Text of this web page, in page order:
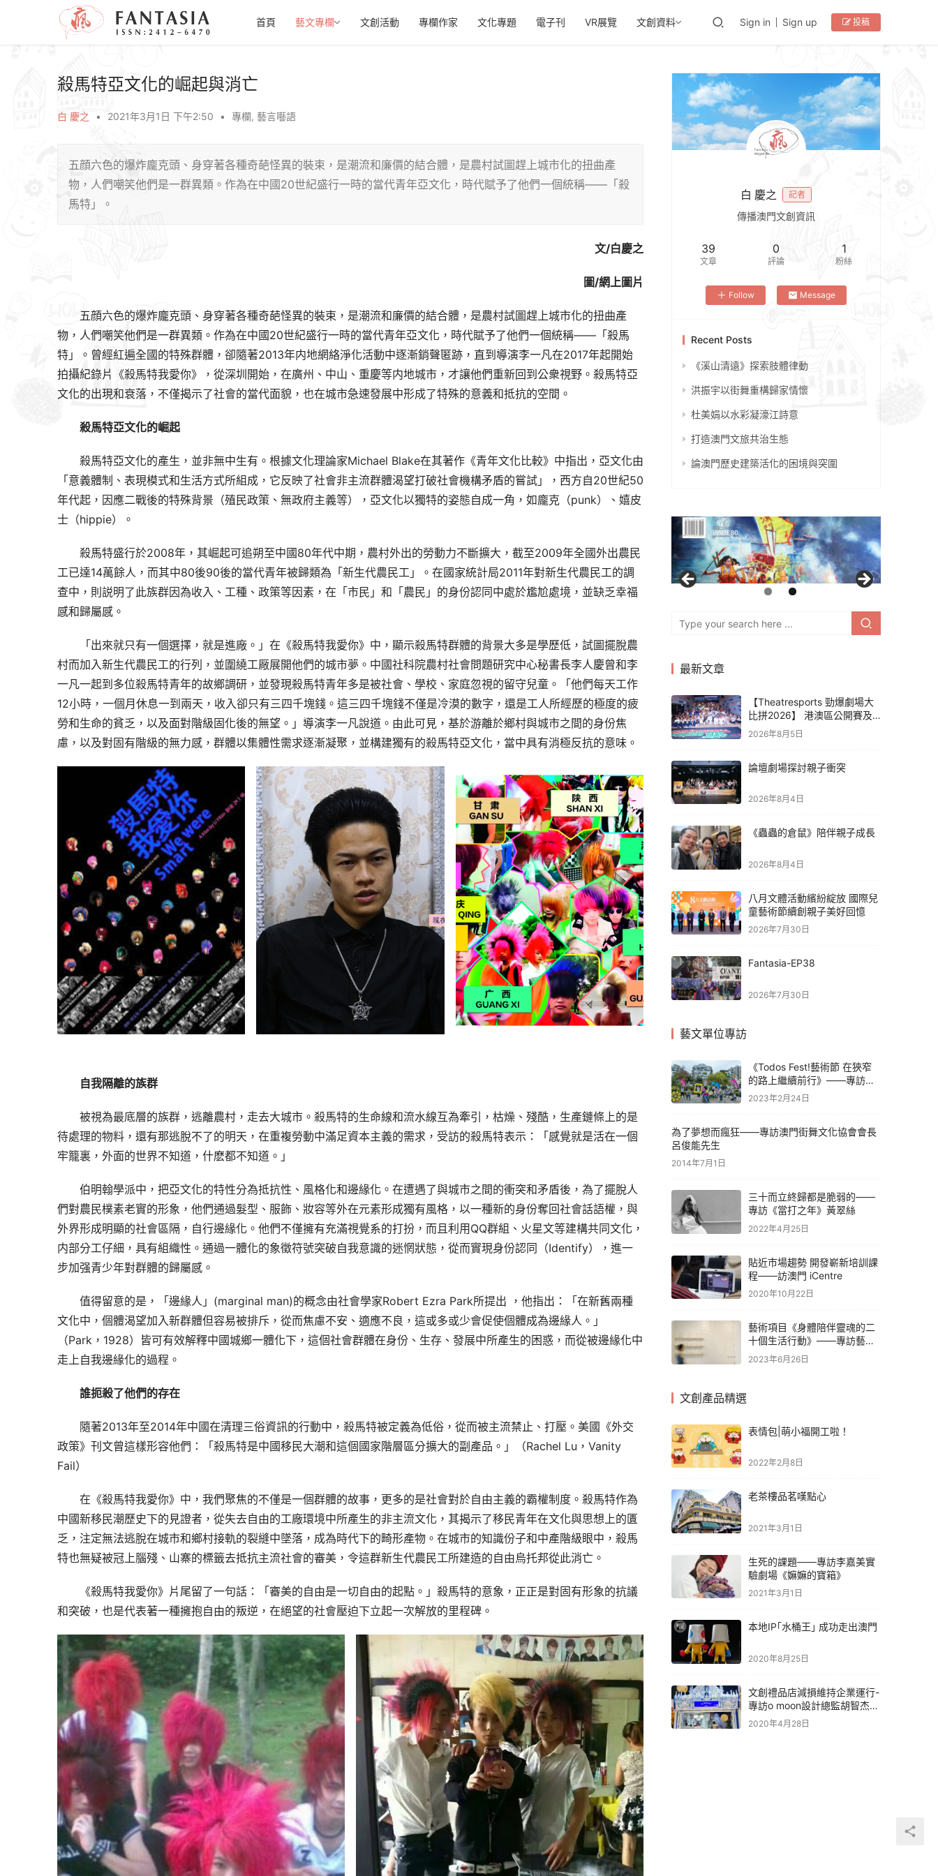
首頁 藝文專欄 文創活動 專欄作家 文化專題 電子刊 VR展覽 文創資料 Sign in Sign up 投稿
殺馬特亞文化的崛起與消亡
白 慶之 • 2021年3月1日 下午2:50 • 專欄, 藝言囈語
五顔六色的爆炸龐克頭、身穿著各種奇葩怪異的裝束，是潮流和廉價的結合體，是農村試圖趕上城市化的扭曲產
物，人們嘲笑他們是一群異類。作為在中國20世紀盛行一時的當代青年亞文化，時代賦予了他們一個統稱——「殺
馬特」。
文/白慶之
圖/網上圖片
五顔六色的爆炸龐克頭、身穿著各種奇葩怪異的裝束，是潮流和廉價的結合體，是農村試圖趕上城市化的扭曲產
物，人們嘲笑他們是一群異類。作為在中國20世紀盛行一時的當代青年亞文化，時代賦予了他們一個統稱——「殺馬
特」。曾經紅遍全國的特殊群體，卻隨著2013年内地網絡淨化活動中逐漸銷聲匿跡，直到導演李一凡在2017年起開始
拍攝紀錄片《殺馬特我愛你》，從深圳開始，在廣州、中山、重慶等内地城市，才讓他們重新回到公衆視野。殺馬特亞
文化的出現和衰落，不僅揭示了社會的當代面貌，也在城市急速發展中形成了特殊的意義和抵抗的空間。
殺馬特亞文化的崛起
殺馬特亞文化的產生，並非無中生有。根據文化理論家Michael Blake在其著作《青年文化比較》中指出，亞文化由
「意義體制、表現模式和生活方式所組成，它反映了社會非主流群體渴望打破社會機構矛盾的嘗試」，西方自20世紀50
年代起，因應二戰後的特殊背景（殖民政策、無政府主義等），亞文化以獨特的姿態自成一角，如龐克（punk）、嬉皮
士（hippie）。
殺馬特盛行於2008年，其崛起可追朔至中國80年代中期，農村外出的勞動力不斷擴大，截至2009年全國外出農民
工已達14萬餘人，而其中80後90後的當代青年被歸類為「新生代農民工」。在國家統計局2011年對新生代農民工的調
查中，則説明了此族群因為收入、工種、政策等因素，在「市民」和「農民」的身份認同中處於尷尬處境，並缺乏幸福
感和歸屬感。
「出來就只有一個選擇，就是進廠。」在《殺馬特我愛你》中，顯示殺馬特群體的背景大多是學歷低，試圖擺脫農
村而加入新生代農民工的行列，並圍繞工厰展開他們的城市夢。中國社科院農村社會問題研究中心秘書長李人慶曾和李
一凡一起到多位殺馬特青年的故鄉調研，並發現殺馬特青年多是被社會、學校、家庭忽視的留守兒童。「他們每天工作
12小時，一個月休息一到兩天，收入卻只有三四千塊錢。這三四千塊錢不僅是冷漠的數字，還是工人所經歷的極度的疲
勞和生命的貧乏，以及面對階級固化後的無望。」導演李一凡說道。由此可見，基於游離於鄉村與城市之間的身份焦
慮，以及對固有階級的無力感，群體以集體性需求逐漸凝聚，並構建獨有的殺馬特亞文化，當中具有消極反抗的意味。
自我隔離的族群
被視為最底層的族群，逃離農村，走去大城市。殺馬特的生命線和流水線互為牽引，枯燥、殘酷，生產鏈條上的是
待處理的物料，還有那逃脫不了的明天，在重複勞動中滿足資本主義的需求，受訪的殺馬特表示：「感覺就是活在一個
牢籠裏，外面的世界不知道，什麽都不知道。」
伯明翰學派中，把亞文化的特性分為抵抗性、風格化和邊緣化。在遭遇了與城市之間的衝突和矛盾後，為了擺脫人
們對農民樸素老實的形象，他們通過髮型、服飾、妝容等外在元素形成獨有風格，以一種新的身份奪回社會話語權，與
外界形成明顯的社會區隔，自行邊緣化。他們不僅擁有充滿視覺系的打扮，而且利用QQ群組、火星文等建構共同文化，
内部分工仔細，具有組織性。通過一體化的象徵符號突破自我意識的迷惘狀態，從而實現身份認同（Identify），進一
步加强青少年對群體的歸屬感。
值得留意的是，「邊緣人」(marginal man)的概念由社會學家Robert Ezra Park所提出 ，他指出：「在新舊兩種
文化中，個體渴望加入新群體但容易被排斥，從而焦慮不安、適應不良，這或多或少會促使個體成為邊緣人。」
（Park，1928）皆可有效解釋中國城鄉一體化下，這個社會群體在身份、生存、發展中所產生的困惑，而從被邊緣化中
走上自我邊緣化的過程。
誰扼殺了他們的存在
隨著2013年至2014年中國在清理三俗資訊的行動中，殺馬特被定義為低俗，從而被主流禁止、打壓。美國《外交
政策》刊文曾這樣形容他們：「殺馬特是中國移民大潮和這個國家階層區分擴大的副產品。」（Rachel Lu，Vanity
Fail）
在《殺馬特我愛你》中，我們聚焦的不僅是一個群體的故事，更多的是社會對於自由主義的霸權制度。殺馬特作為
中國新移民潮歷史下的見證者，從失去自由的工廠環境中所產生的非主流文化，其揭示了移民青年在文化與思想上的匱
乏，注定無法逃脫在城市和鄉村接軌的裂縫中墜落，成為時代下的畸形產物。在城市的知識份子和中產階級眼中，殺馬
特也無疑被冠上腦殘、山寨的標籤去抵抗主流社會的審美，令這群新生代農民工所建造的自由烏托邦從此消亡。
《殺馬特我愛你》片尾留了一句話：「審美的自由是一切自由的起點。」殺馬特的意象，正正是對固有形象的抗議
和突破，也是代表著一種擁抱自由的叛逆，在絕望的社會壓迫下立起一次解放的里程碑。
白 慶之 記者
傳播澳門文創資訊
39
文章
0
評論
1
粉絲
Follow Message
Recent Posts
《溪山清遠》探索肢體律動
洪振宇以街舞重構歸家情懷
杜美娟以水彩凝濠江詩意
打造澳門文旅共治生態
論澳門歷史建築活化的困境與突圍
最新文章
【Theatresports 勁爆劇場大
比拼2026】 港澳區公開賽及
亞洲聯賽賽果
2026年8月5日
論壇劇場探討親子衝突
2026年8月4日
《蟲蟲的倉鼠》陪伴親子成長
2026年8月4日
八月文體活動繽紛綻放 國際兒
童藝術節續創親子美好回憶
2026年7月30日
Fantasia-EP38
2026年7月30日
藝文單位專訪
《Todos Fest!藝術節 在狹窄
的路上繼續前行》——專訪石
頭公社莫倩婷
2023年2月24日
為了夢想而瘋狂——專訪澳門街舞文化協會會長
呂俊能先生
2014年7月1日
三十而立終歸都是脆弱的——
專訪《當打之年》黃翠絲
2022年4月25日
貼近市場趨勢 開發嶄新培訓課
程——訪澳門 iCentre
2020年10月22日
藝術項目《身體陪伴靈魂的二
十個生活行動》——專訪藝術
家梁祖賢、策展人林小雯
2023年6月26日
文創產品精選
表情包|萌小福開工啦！
2022年2月8日
老茶樓品茗嘆點心
2021年3月1日
生死的課題——專訪李嘉美實
驗劇場《嫲嫲的寶箱》
2021年3月1日
本地IP｢水桶王｣ 成功走出澳門
2020年8月25日
文創禮品店減損維持企業運行-
專訪o moon設計總監胡智杰先
生
2020年4月28日